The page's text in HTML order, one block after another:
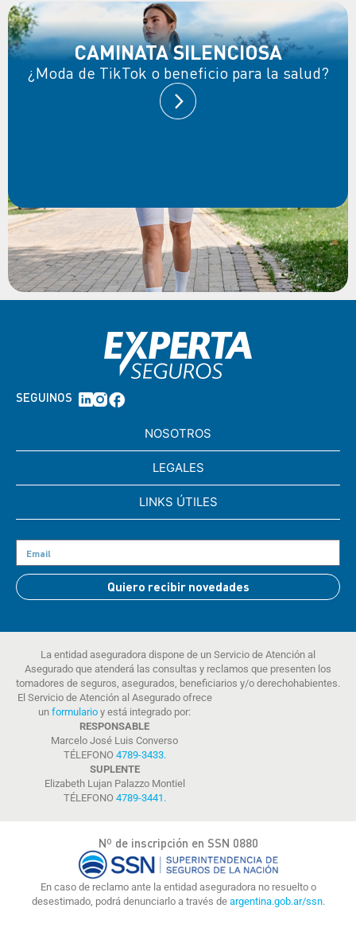
CAMINATA SILENCIOSA
¿Moda de TikTok o beneficio para la salud?
SEGUINOS
NOSOTROS
LEGALES
LINKS ÚTILES
Quiero recibir novedades
La entidad aseguradora dispone de un Servicio de Atención al
Asegurado que atenderá las consultas y reclamos que presenten los
tomadores de seguros, asegurados, beneficiarios y/o derechohabientes.
El Servicio de Atención al Asegurado ofrece
un formulario y está integrado por:
RESPONSABLE
Marcelo José Luis Converso
TÉLEFONO 4789-3433.
SUPLENTE
Elizabeth Lujan Palazzo Montiel
TÉLEFONO 4789-3441 .
Nº de inscripción en SSN 0880
En caso de reclamo ante la entidad aseguradora no resuelto o
desestimado, podrá denunciarlo a través de argentina.gob.ar/ssn.